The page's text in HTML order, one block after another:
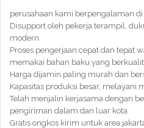
perusahaan kami berpengalaman
Disupport oleh pekerja terampil,
modern
Proses pengerjaan cepat dan tepat
memakai bahan baku yang
Harga dijamin paling murah dan
Kapasitas produksi besar,
Telah menjalin kerjasama dengan
pengiriman dalam dan luar kota
Gratis ongkos kirim untuk area